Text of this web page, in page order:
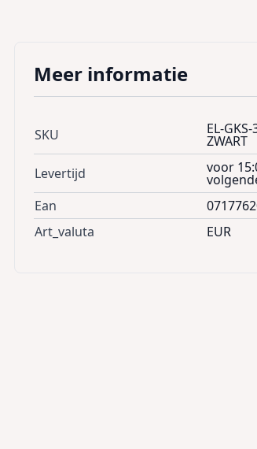
Meer informatie
SKU EL-
ZWART
Levertijd
voor
Ean
Art_valuta
EUR